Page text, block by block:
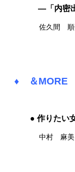
―「内密出
佐久間 順
♦ ＆MORE
● 作りたい
中村 麻美